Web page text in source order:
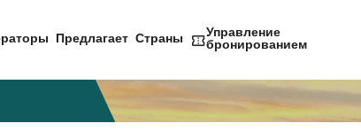
Предлагает Страны
Управление
бронированием